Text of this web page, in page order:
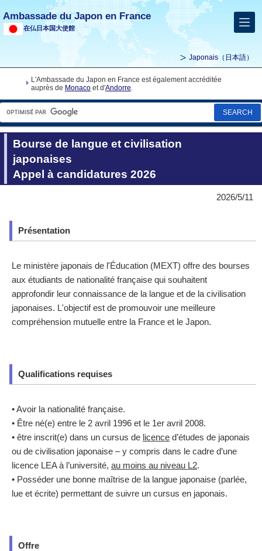
Ambassade du Japon en France
在仏日本国大使館
Japonais （日本語）
L'Ambassade du Japon en France est également accréditée
auprès de Monaco et d'Andorre.
SEARCH
Bourse de langue et civilisation
japonaises
Appel à candidatures 2026
2026/5/11
Présentation
Le ministère japonais de l'Éducation (MEXT) offre des bourses
aux étudiants de nationalité française qui souhaitent
approfondir leur connaissance de la langue et de la civilisation
japonaises. L'objectif est de promouvoir une meilleure
compréhension mutuelle entre la France et le Japon.
Qualifications requises
• Avoir la nationalité française.
• Être né(e) entre le 2 avril 1996 et le 1er avril 2008.
• être inscrit(e) dans un cursus de licence d’études de japonais
ou de civilisation japonaise – y compris dans le cadre d’une
licence LEA à l’université, au moins au niveau L2.
• Posséder une bonne maîtrise de la langue japonaise (parlée,
lue et écrite) permettant de suivre un cursus en japonais.
Offre